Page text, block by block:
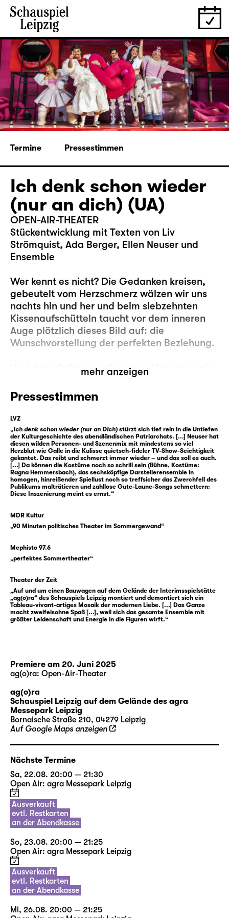
Termine Pressestimmen
Ich denk schon wieder
(nur an dich) (UA)
OPEN-AIR-THEATER
Stückentwicklung mit Texten von Liv
Strömquist, Ada Berger, Ellen Neuser und
Ensemble
Wer kennt es nicht? Die Gedanken kreisen,
gebeutelt vom Herzschmerz wälzen wir uns
nachts hin und her und beim siebzehnten
Kissenaufschütteln taucht vor dem inneren
Auge plötzlich dieses Bild auf: die
Wunschvorstellung der perfekten Beziehung.
Und dann fallen uns die vielen Menschen ein,
die diese Beziehungen vor uns geführt haben
oder es bis heute tun: John Lennon und Yoko
Ono zum Beispiel oder Elizabeth Bennet und
Mr. Darcy oder Angela Merkel und Joachim
Sauer oder Caesar und Kleopatra oder —
ach, ist ja auch egal. Es sind doch eh immer
nur die anderen, die die perfekten
Beziehungen führen, und nie wir selbst. Und
na klar, wir wissen doch, dass das nur Bilder
sind, unerreichbare Ideale, die uns nur im
nicht los. Vielleicht ist es ja doch möglich,
vielleicht müssen wir es nur genug wollen,
Hoffnung nicht aufgeben. Aber wie soll das
gehen? Und worauf hoffen wir eigentlich?
Das fragt sich auch Liv Strömquist in ihrer
Graphic Novel „I’m every woman“ und mit ihr
Ada Berger, die daraus ein Stück geschrieben
hat. Darin begegnen wir fünf Menschen
wiederkehrenden Herzschmerzes. Gekonnt
und einfallsreich stellen sie Szenen der
Beziehungen nach, die sie aus Literatur,
Fernsehen, Popkultur oder aus Erzählungen
ihrer Großeltern kennen. Sie schlüpfen in die
Rollen verschiedenster Paare, sie flirten,
streiten, vertragen und trennen sich. Sie
schreiben sich Briefe und Liebeslieder:
I’M EVERY WOMAN, IT’S ALL IN
ME ANYTHING YOU WANT
DONE, BABY, I’LL DO IT
NATURALLY
später Whitney Houston und schließlich mit
ihnen unzählige Fans vor den Radios, bei
Konzerten, im Auto, unter der Dusche — bis
heute. Alles zu sein, was das Gegenüber sich
wünscht, ist das unser Ziel? Eine Frau sein, so
wunderschön und ewig jung und voller
mehr anzeigen
Pressestimmen
LVZ
„Ich denk schon wieder (nur an Dich) stürzt sich tief rein in die Untiefen
der Kulturgeschichte des abendländischen Patriarchats. [...] Neuser hat
diesen wilden Personen- und Szenenmix mit mindestens so viel
Herzblut wie Galle in die Kulisse quietsch-fideler TV-Show-Seichtigkeit
gekantet. Das reibt und schmerzt immer wieder – und das soll es auch.
[...] Da können die Kostüme noch so schrill sein (Bühne, Kostüme:
Ragna Hemmersbach), das sechsköpfige Darstellerensemble in
homogen, hinreißender Spiellust noch so treffsicher das Zwerchfell des
Publikums malträtieren und zahllose Gute-Laune-Songs schmettern:
Diese Inszenierung meint es ernst.“
MDR Kultur
„90 Minuten politisches Theater im Sommergewand“
Mephisto 97.6
„perfektes Sommertheater“
Theater der Zeit
„Auf und um einen Bauwagen auf dem Gelände der Interimsspielstätte
„ag(o)ra“ des Schauspiels Leipzig montiert und demontiert sich ein
Tableau-vivant-artiges Mosaik der modernen Liebe. [...] Das Ganze
macht zweifelsohne Spaß [...], weil sich das gesamte Ensemble mit
größter Leidenschaft und Energie in die Figuren wirft.“
Premiere am 20. Juni 2025
ag(o)ra: Open-Air-Theater
ag(o)ra
Schauspiel Leipzig auf dem Gelände des agra
Messepark Leipzig
Bornaische Straße 210, 04279 Leipzig
Auf Google Maps anzeigen
Nächste Termine
Sa, 22.08. 20:00 — 21:30
Open Air: agra Messepark Leipzig
Ausverkauft
evtl. Restkarten
an der Abendkasse
So, 23.08. 20:00 — 21:25
Open Air: agra Messepark Leipzig
Ausverkauft
evtl. Restkarten
an der Abendkasse
Mi, 26.08. 20:00 — 21:25